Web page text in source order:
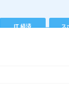
IT 経済 ス